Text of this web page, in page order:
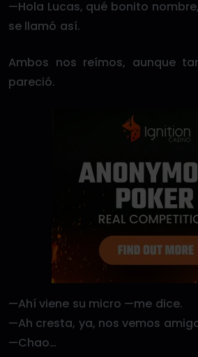
—Hola Lucas, qué bonito
se llamó así.
Ambos nos reímos, aunque
pareció.
—Ahí viene su micro —me dice.
—Ah cresta, ya, nos vemos
—Chao…